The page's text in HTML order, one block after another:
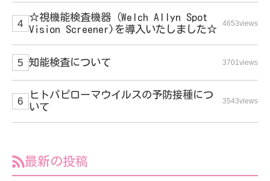
☆視機能検査機器（Welch Allyn Spot
Vision Screener)を導入いたしました☆
4653views
知能検査について 3701views
ヒトパピローマウイルスの予防接種につ
いて
3543views
最新の投稿